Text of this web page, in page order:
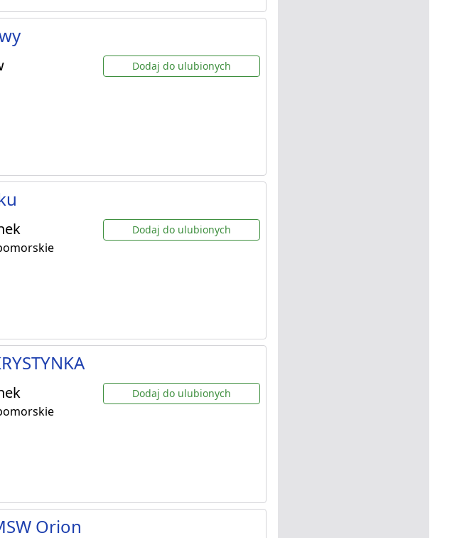
Dodaj do ulubionych
Dodaj do ulubionych
Dodaj do ulubionych
Orion